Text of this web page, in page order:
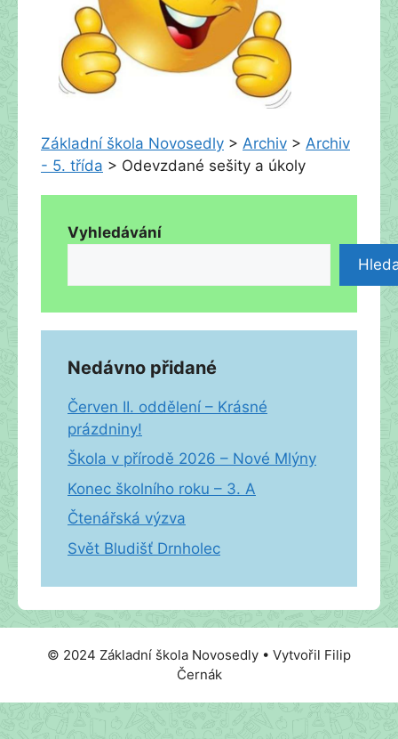
Základní škola Novosedly > Archiv > Archiv
- 5. třída > Odevzdané sešity a úkoly
Vyhledávání
Nedávno přidané
Červen II. oddělení – Krásné
prázdniny!
Škola v přírodě 2026 – Nové Mlýny
Konec školního roku – 3. A
Čtenářská výzva
Svět Bludišť Drnholec
© 2024 Základní škola Novosedly • Vytvořil Filip
Černák